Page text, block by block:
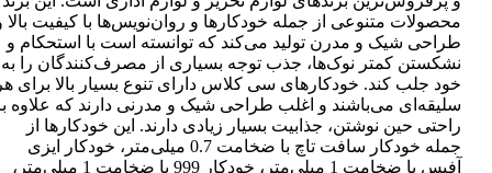
محصولات متنوعی از جمله خودکارها و روان‌نویس‌ها با کیفیت بالا
طراحی شیک و مدرن تولید می‌کند که توانسته است با استحکام و
نشکستن کمتر نوک‌ها، جذب توجه بسیاری از مصرف‌کنندگان را به
خود جلب کند. خودکارهای سی کلاس دارای تنوع بسیار بالا برای
سلیقه‌ای می‌باشند و اغلب طراحی شیک و مدرنی دارند که علاوه
راحتی حین نوشتن، جذابیت بسیار زیادی دارند. این خودکارها از
جمله خودکار سافت تاچ با ضخامت 0.7 میلی‌متر، خودکار ایزی
آفیس با ضخامت 1 میلی‌متر، خودکار 999 با ضخامت 1 میلی‌متر،